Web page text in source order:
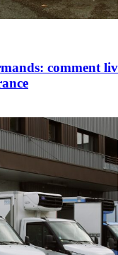
comment